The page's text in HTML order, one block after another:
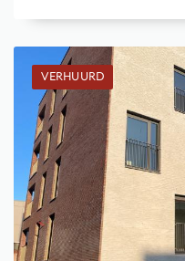
VERHUURD